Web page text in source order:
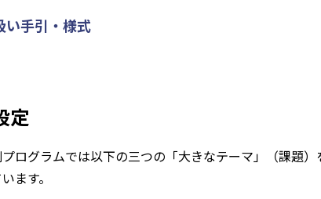
い手引・様式
定
ログラムでは以下の三つの「大きなテーマ」（課題
ます。